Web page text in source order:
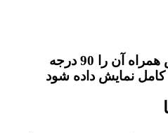
برای مشاهده بهتر در گوش همراه آن را 90 درجه
نمایش داده شود